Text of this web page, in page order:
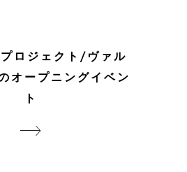
ロジェクト/ヴァル
オープニングイベン
ト